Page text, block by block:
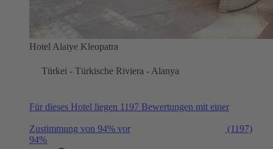
Hotel Alaiye Kleopatra
Türkei - Türkische Riviera - Alanya
Für dieses Hotel liegen 1197 Bewertungen mit einer
Zustimmung von 94% vor
(1197)
94%